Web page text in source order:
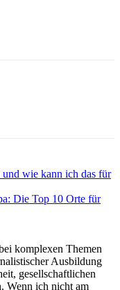
wie kann ich das für
Die Top 10 Orte für
komplexen Themen
Ausbildung
gesellschaftlichen
Wenn ich nicht am